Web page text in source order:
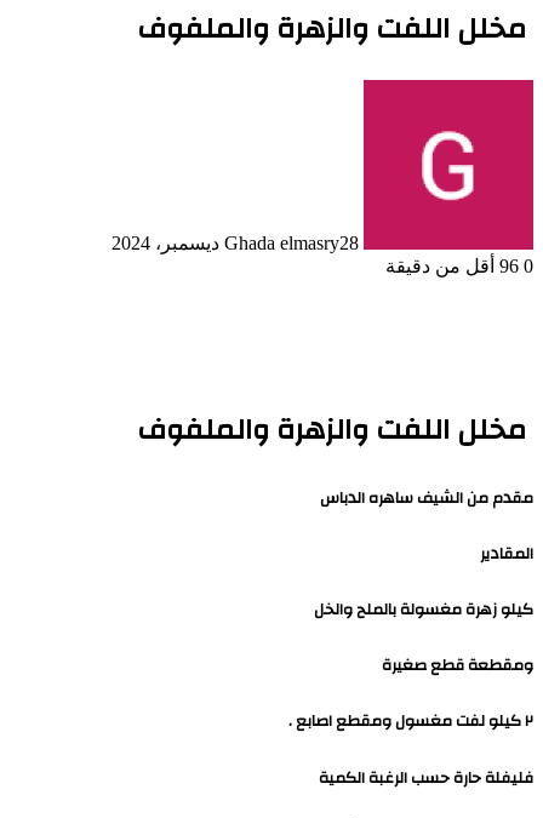
مخلل اللفت والزهرة والملفوف
Ghada elmasry28 ديسمبر، 2024
0
أقل من دقيقة
مخلل اللفت والزهرة والملفوف
مقدم من الشيف ساهره الدباس
المقادير
كيلو زهرة مغسولة بالملح والخل
ومقطعة قطع صغيرة
٢ كيلو لفت مغسول ومقطع اصابع .
فليفلة حارة حسب الرغبة الكمية